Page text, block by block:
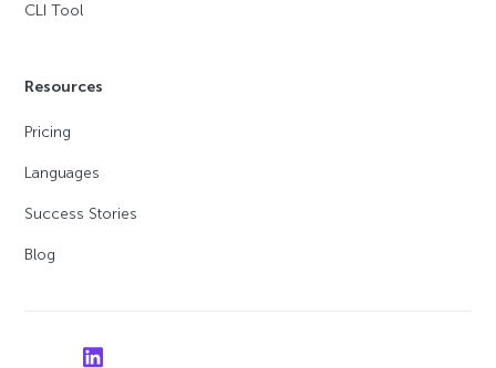
CLI Tool
Resources
Pricing
Languages
Success Stories
Blog